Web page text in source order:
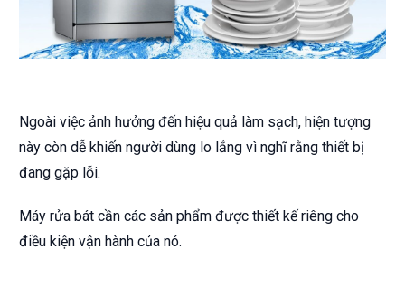
Ngoài việc ảnh hưởng đến hiệu quả làm sạch, hiện tượng
này còn dễ khiến người dùng lo lắng vì nghĩ rằng thiết bị
đang gặp lỗi.
Máy rửa bát cần các sản phẩm được thiết kế riêng cho
điều kiện vận hành của nó.